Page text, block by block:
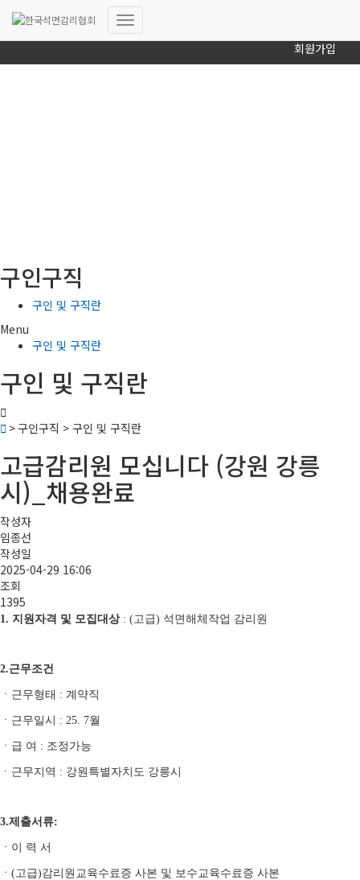
회원가입
내
게
구인구직
구인 및 구직란
Menu
구인 및 구직란
구인 및 구직란
> 구인구직 > 구인 및 구직란
고급감리원 모십니다 (강원 강릉
시)_채용완료
작성자
임종선
작성일
2025-04-29 16:06
조회
1395
1. 지원자격 및 모집대상: (고급) 석면해체작업 감리원
2.근무조건
ㆍ근무형태 : 계약직
ㆍ근무일시 : 25. 7월
ㆍ급 여 : 조정가능
ㆍ근무지역 : 강원특별자치도 강릉시
3.제출서류:
ㆍ이 력 서
ㆍ(고급)감리원교육수료증 사본 및 보수교육수료증 사본